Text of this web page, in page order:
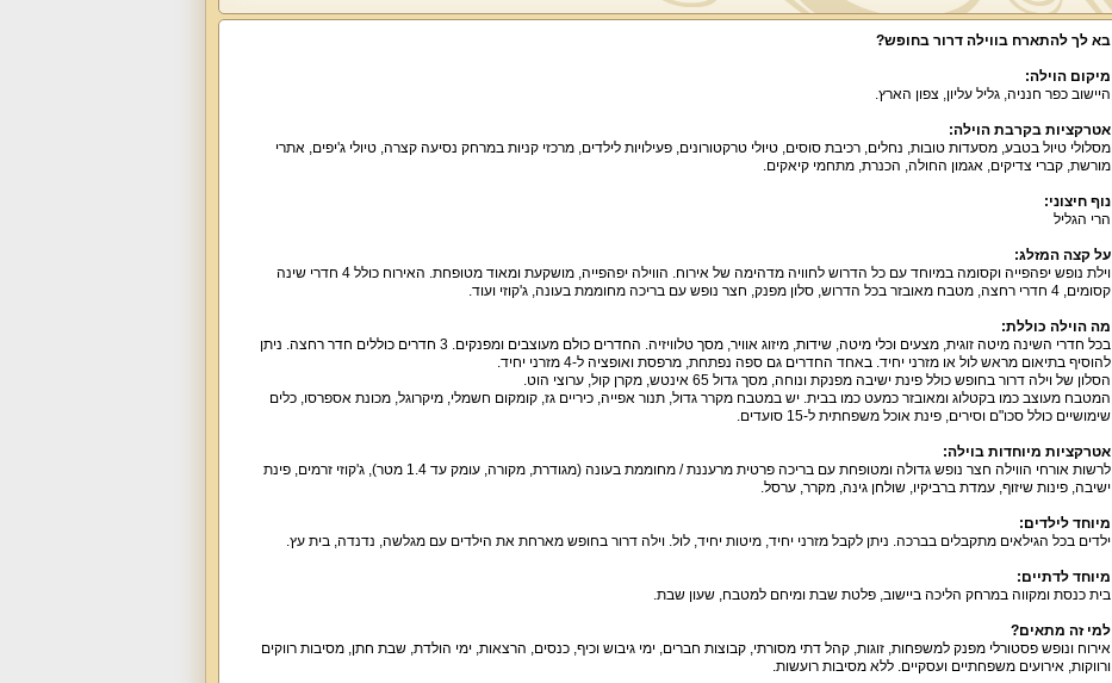
בא לך להתארח בווילה דרור בחופש?
מיקום הוילה:
היישוב כפר חנניה, גליל עליון, צפון הארץ.
אטרקציות בקרבת הוילה:
מסלולי טיול בטבע, מסעדות טובות, נחלים, רכיבת סוסים, טיולי טרקטורונים, פעילויות לילדים, מרכזי קניות במרחק נסיעה קצרה, טיולי ג'יפים, אתרי
מורשת, קברי צדיקים, אגמון החולה, הכנרת, מתחמי קיאקים.
נוף חיצוני:
הרי הגליל
על קצה המזלג:
וילת נופש יפהפייה וקסומה במיוחד עם כל הדרוש לחוויה מדהימה של אירוח. הווילה יפהפייה, מושקעת ומאוד מטופחת. האירוח כולל 4 חדרי שינה
קסומים, 4 חדרי רחצה, מטבח מאובזר בכל הדרוש, סלון מפנק, חצר נופש עם בריכה מחוממת בעונה, ג'קוזי ועוד.
מה הוילה כוללת:
בכל חדרי השינה מיטה זוגית, מצעים וכלי מיטה, שידות, מיזוג אוויר, מסך טלוויזיה. החדרים כולם מעוצבים ומפנקים. 3 חדרים כוללים חדר רחצה. ניתן
להוסיף בתיאום מראש לול או מזרני יחיד. באחד החדרים גם ספה נפתחת, מרפסת ואופציה ל-4 מזרני יחיד.
הסלון של וילה דרור בחופש כולל פינת ישיבה מפנקת ונוחה, מסך גדול 65 אינטש, מקרן קול, ערוצי הוט.
המטבח מעוצב כמו בקטלוג ומאובזר כמעט כמו בבית. יש במטבח מקרר גדול, תנור אפייה, כיריים גז, קומקום חשמלי, מיקרוגל, מכונת אספרסו, כלים
שימושיים כולל סכו"ם וסירים, פינת אוכל משפחתית ל-15 סועדים.
אטרקציות מיוחדות בוילה:
לרשות אורחי הווילה חצר נופש גדולה ומטופחת עם בריכה פרטית מרעננת / מחוממת בעונה (מגודרת, מקורה, עומק עד 1.4 מטר), ג'קוזי זרמים, פינת
ישיבה, פינות שיזוף, עמדת ברביקיו, שולחן גינה, מקרר, ערסל.
מיוחד לילדים:
ילדים בכל הגילאים מתקבלים בברכה. ניתן לקבל מזרני יחיד, מיטות יחיד, לול. וילה דרור בחופש מארחת את הילדים עם מגלשה, נדנדה, בית עץ.
מיוחד לדתיים:
בית כנסת ומקווה במרחק הליכה ביישוב, פלטת שבת ומיחם למטבח, שעון שבת.
למי זה מתאים?
אירוח ונופש פסטורלי מפנק למשפחות, זוגות, קהל דתי מסורתי, קבוצות חברים, ימי גיבוש וכיף, כנסים, הרצאות, ימי הולדת, שבת חתן, מסיבות רווקים
ורווקות, אירועים משפחתיים ועסקיים. ללא מסיבות רועשות.